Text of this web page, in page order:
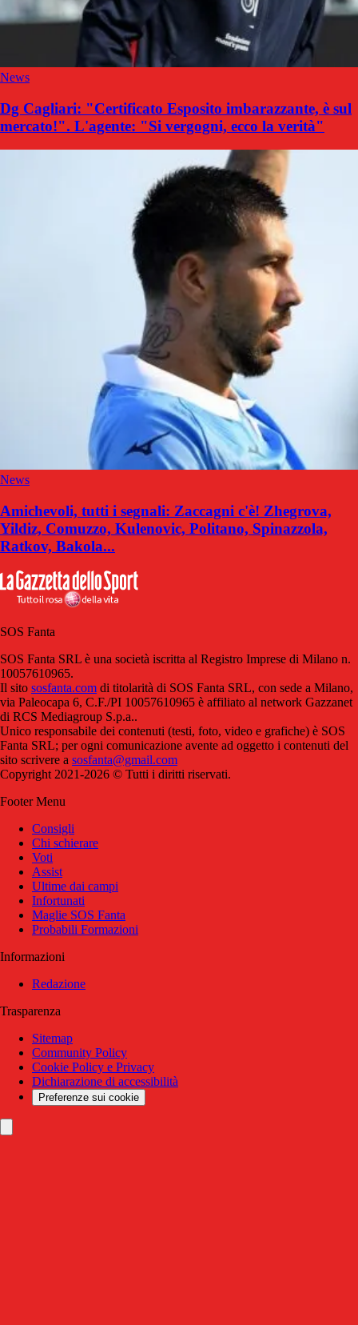
News
Dg Cagliari: "Certificato Esposito imbarazzante, è sul
mercato!". L'agente: "Si vergogni, ecco la verità"
News
Amichevoli, tutti i segnali: Zaccagni c'è! Zhegrova,
Yildiz, Comuzzo, Kulenovic, Politano, Spinazzola,
Ratkov, Bakola...
SOS Fanta
SOS Fanta SRL è una società iscritta al Registro Imprese di Milano n.
10057610965.
Il sito sosfanta.com di titolarità di SOS Fanta SRL, con sede a Milano,
via Paleocapa 6, C.F./PI 10057610965 è affiliato al network Gazzanet
di RCS Mediagroup S.p.a..
Unico responsabile dei contenuti (testi, foto, video e grafiche) è SOS
Fanta SRL; per ogni comunicazione avente ad oggetto i contenuti del
sito scrivere a sosfanta@gmail.com
Copyright 2021-2026 © Tutti i diritti riservati.
Footer Menu
Consigli
Chi schierare
Voti
Assist
Ultime dai campi
Infortunati
Maglie SOS Fanta
Probabili Formazioni
Informazioni
Redazione
Trasparenza
Sitemap
Community Policy
Cookie Policy e Privacy
Dichiarazione di accessibilità
Preferenze sui cookie